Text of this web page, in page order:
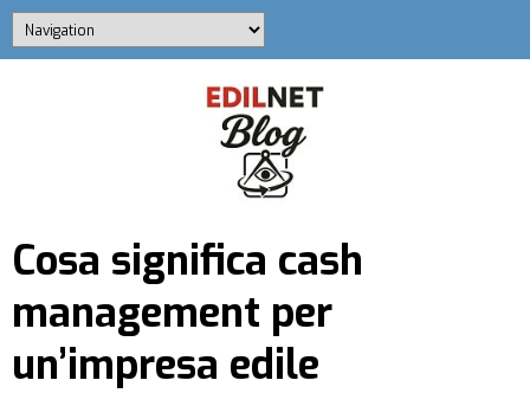
Cosa significa cash
management per
un’impresa edile